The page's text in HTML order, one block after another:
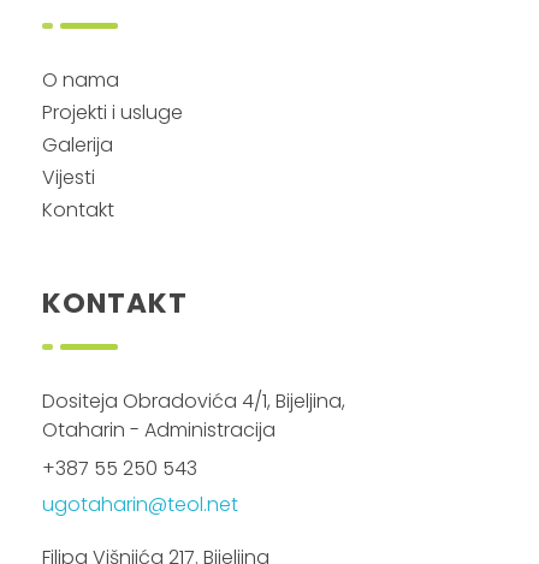
O nama
Projekti i usluge
Galerija
Vijesti
Kontakt
KONTAKT
Dositeja Obradovića 4/1, Bijeljina,
Otaharin - Administracija
+387 55 250 543
ugotaharin@teol.net
Filipa Višnjića 217. Bijeljina